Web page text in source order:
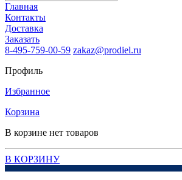
Главная
Контакты
Доставка
Заказать
8-495-759-00-59 zakaz@prodiel.ru
Профиль
Избранное
Корзина
В корзине нет товаров
В КОРЗИНУ